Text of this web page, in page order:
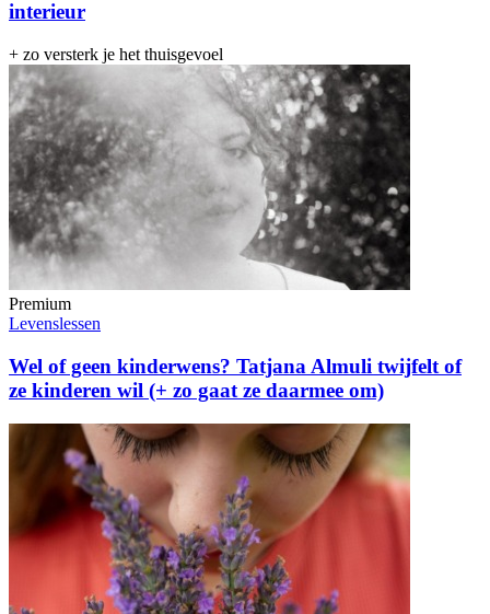
interieur
+ zo versterk je het thuisgevoel
Premium
Levenslessen
Wel of geen kinderwens? Tatjana Almuli twijfelt of
ze kinderen wil (+ zo gaat ze daarmee om)